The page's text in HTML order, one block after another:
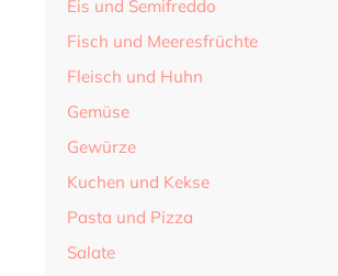
Eis und Semifreddo
Fisch und Meeresfrüchte
Fleisch und Huhn
Gemüse
Gewürze
Kuchen und Kekse
Pasta und Pizza
Salate